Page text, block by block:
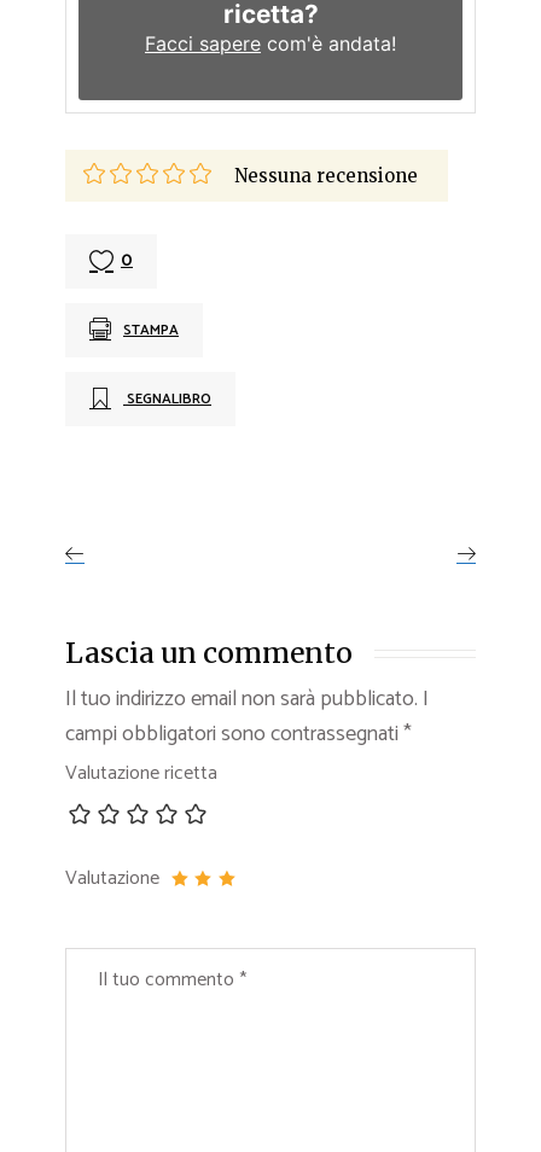
ricetta?
Facci sapere com'è andata!
Nessuna recensione
0
STAMPA
SEGNALIBRO
Lascia un commento
Il tuo indirizzo email non sarà pubblicato. I
campi obbligatori sono contrassegnati*
Valutazione ricetta
Valutazione